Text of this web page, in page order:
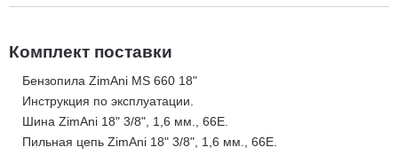
Замена патрона фильтра с PET может осуществляться без
помощи специального инструмента.
Антивибрационная система ZimAni AVS.
разработала высокоэффективную антивибрационную
систему. У бензопилы MS 660 вибрация двигателя
Комплект поставки
Бензопила ZimAni MS 660 18"
Инструкция по эксплуатации.
Шина ZimAni 18" 3/8", 1,6 мм., 66E.
Пильная цепь ZimAni 18" 3/8", 1,6 мм., 66E.